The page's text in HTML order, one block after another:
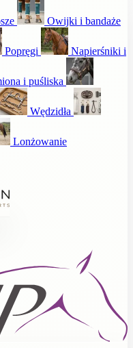
Owijki i bandaże
Popręgi Napierśniki i
i puśliska
Wędzidła
Lonżowanie